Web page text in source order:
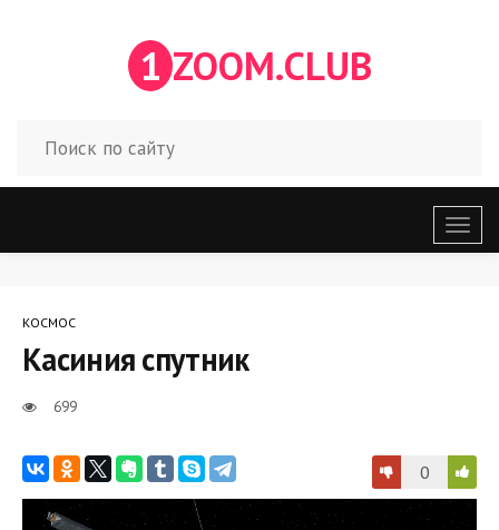
1 ZOOM.CLUB
меню
КОСМОС
Касиния спутник
699
0